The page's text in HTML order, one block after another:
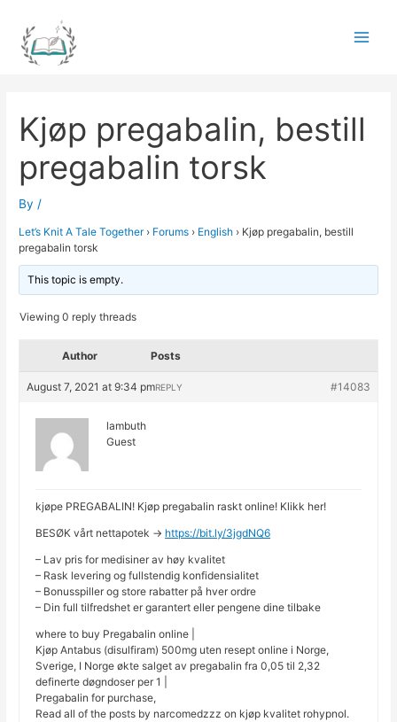
content
Kjøp pregabalin, bestill
pregabalin torsk
By /
Let’s Knit A Tale Together › Forums › English › Kjøp pregabalin, bestill
pregabalin torsk
This topic is empty.
Viewing 0 reply threads
Author Posts
August 7, 2021 at 9:34 pm #14083
REPLY
lambuth
Guest
kjøpe PREGABALIN! Kjøp pregabalin raskt online! Klikk her!
BESØK vårt nettapotek -> https://bit.ly/3jgdNQ6
– Lav pris for medisiner av høy kvalitet
– Rask levering og fullstendig konfidensialitet
– Bonusspiller og store rabatter på hver ordre
– Din full tilfredshet er garantert eller pengene dine tilbake
where to buy Pregabalin online |
Kjøp Antabus (disulfiram) 500mg uten resept online i Norge,
Sverige, I Norge økte salget av pregabalin fra 0,05 til 2,32
definerte døgndoser per 1 |
Pregabalin for purchase,
Read all of the posts by narcomedzzz on kjøp kvalitet rohypnol.